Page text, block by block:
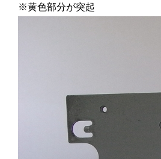
※黄色部分が突起